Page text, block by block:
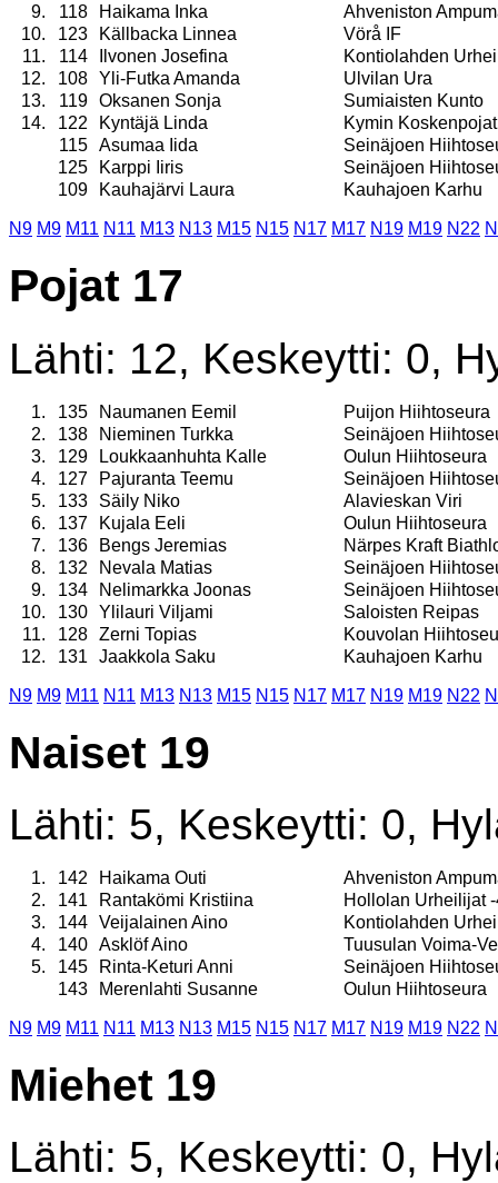
9. 118 Haikama Inka
Ahveniston
10.
123 Källbacka Linnea
Vörå IF
11.
114 Ilvonen Josefina
Kontiolahden
12.
108 Yli-Futka Amanda
Ulvilan Ura
13.
119 Oksanen Sonja
Sumiaisten Kunto
14.
122 Kyntäjä Linda
Kymin Koskenpojat
115 Asumaa Iida
Seinäjoen
125
Karppi Iiris
Seinäjoen
109
Kauhajärvi Laura Kauhajoen Karhu
N9 M9 M11 N11 M13 N13 M15 N15 N17 M17 N19 M19 N22 N
Pojat 17
Lähti: 12, Keskeytti: 0,
1. 135 Naumanen Eemil
Puijon Hiihtoseura
2.
138 Nieminen Turkka
Seinäjoen
3.
129 Loukkaanhuhta Kalle
Oulun Hiihtoseura
4.
127 Pajuranta Teemu
Seinäjoen
5.
133 Säily Niko
Alavieskan Viri
6.
137 Kujala Eeli
Oulun Hiihtoseura
7.
136 Bengs Jeremias
Närpes Kraft
8.
132 Nevala Matias
Seinäjoen
9.
134 Nelimarkka Joonas
Seinäjoen
10.
130 Ylilauri Viljami
Saloisten Reipas
11.
128 Zerni Topias
Kouvolan
12.
131 Jaakkola Saku Kauhajoen Karhu
N9 M9 M11 N11 M13 N13 M15 N15 N17 M17 N19 M19 N22 N
Naiset 19
Lähti: 5, Keskeytti: 0,
1. 142 Haikama Outi
Ahveniston
2.
141 Rantakömi Kristiina
Hollolan Urheilijat
3.
144 Veijalainen Aino
Kontiolahden
4.
140 Asklöf Aino
Tuusulan Voima-
5.
145 Rinta-Keturi Anni
Seinäjoen
143
Merenlahti Susanne Oulun Hiihtoseura
N9 M9 M11 N11 M13 N13 M15 N15 N17 M17 N19 M19 N22 N
Miehet 19
Lähti: 5, Keskeytti: 0,